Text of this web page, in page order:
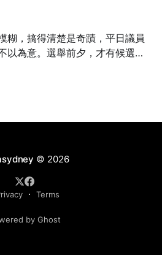
糊，搞得清楚是奇蹟，平日議員
以為意。選舉前夕，才有候選人
© 2026
Terms
by Ghost